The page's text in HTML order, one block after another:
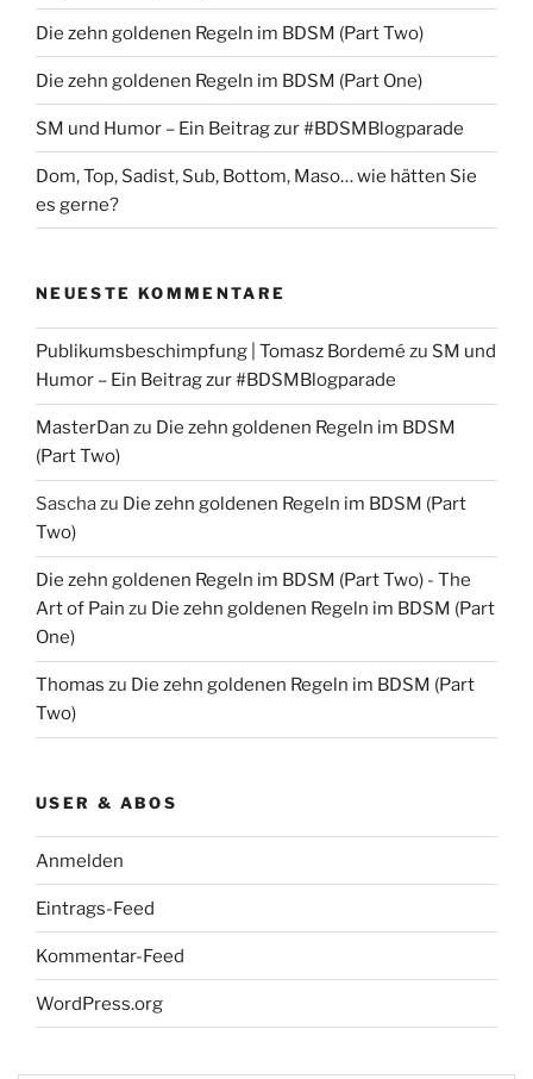
Die zehn goldenen Regeln im BDSM (Part Two)
Die zehn goldenen Regeln im BDSM (Part One)
SM und Humor – Ein Beitrag zur #BDSMBlogparade
Dom, Top, Sadist, Sub, Bottom, Maso… wie hätten Sie
es gerne?
NEUESTE KOMMENTARE
Publikumsbeschimpfung | Tomasz Bordemé zu SM und
Humor – Ein Beitrag zur #BDSMBlogparade
MasterDan zu Die zehn goldenen Regeln im BDSM
(Part Two)
Saschazu Die zehn goldenen Regeln im BDSM (Part
Two)
Die zehn goldenen Regeln im BDSM (Part Two) - The
Art of Pain zu Die zehn goldenen Regeln im BDSM (Part
One)
Thomas zu Die zehn goldenen Regeln im BDSM (Part
Two)
USER & ABOS
Anmelden
Eintrags-Feed
Kommentar-Feed
WordPress.org